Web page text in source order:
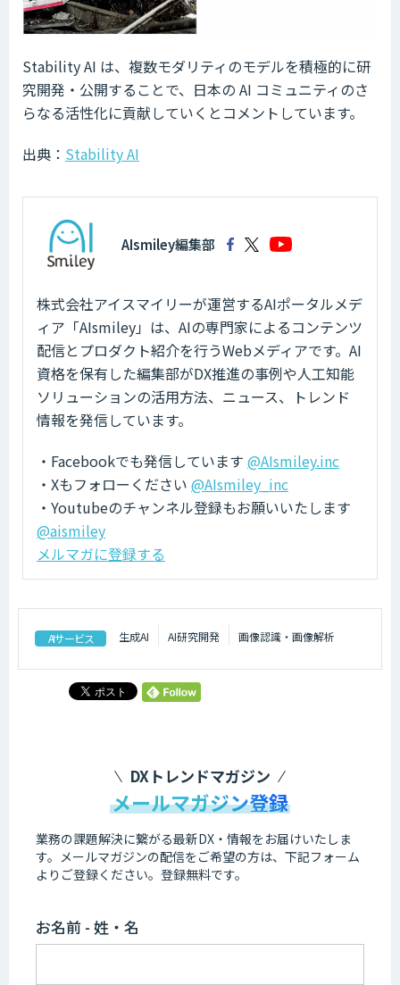
Stability AI は、複数モダリティのモデルを積極的に研
究開発・公開することで、日本の AI コミュニティのさ
らなる活性化に貢献していくとコメントしています。
出典： Stability AI
AIsmiley編集部
株式会社アイスマイリーが運営するAIポータルメデ
ィア「AIsmiley」は、AIの専門家によるコンテンツ
配信とプロダクト紹介を行うWebメディアです。AI
資格を保有した編集部がDX推進の事例や人工知能
ソリューションの活用方法、ニュース、トレンド
情報を発信しています。
・Facebookでも発信しています @AIsmiley.inc
・Xもフォローください @AIsmiley_inc
・Youtubeのチャンネル登録もお願いいたします
@aismiley
メルマガに登録する
AIサービス 生成AI AI研究開発 画像認識・画像解析
DXトレンドマガジン
メールマガジン登録
業務の課題解決に繋がる最新DX・情報をお届けいたしま
す。 メールマガジンの配信をご希望の方は、下記フォーム
よりご登録ください。登録無料です。
お名前 - 姓・名